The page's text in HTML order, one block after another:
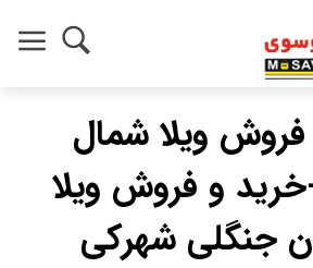
ویلا شمال
خرید و فروش ویلا
جنگلی شهرکی